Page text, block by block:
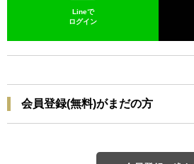
Lineで
ログイン
会員登録(無料)がまだの方